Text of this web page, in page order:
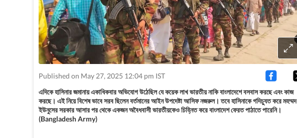
Published on May 27, 2025 12:04 pm IST
এদিকে হাসিনার জমানায় একাধিকবার অভিযোগ উঠেছিল যে কয়েক লাখ ভারতীয় নাকি বাংলাদেশে বসবাস করছে এবং কাজ
করছে। এই নিয়ে বিশেষ ভাবে সরব ছিলেন বর্তমানের আইন উপদেষ্টা আসিফ নজরুল। তবে হাসিনাকে গদিচ্যুত করে মহম্মদ
ইউনুসের সরকার আসার পর থেকে একজন অবৈধবাসী ভারতীয়কেও চিহ্নিত করে বাংলাদেশ ফেরত পাঠাতে পারেনি।
(Bangladesh Army)